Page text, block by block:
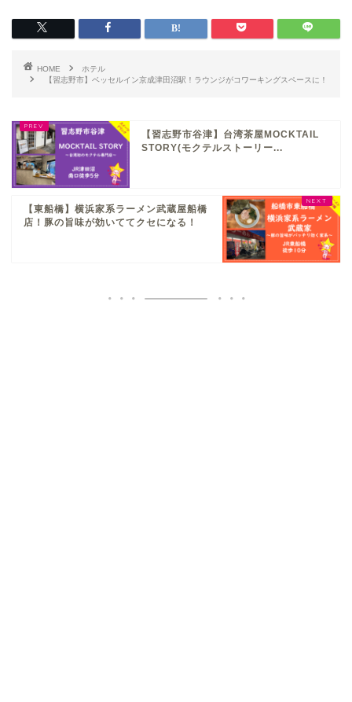
HOME
ホテル
【習志野市】ベッセルイン京成津田沼駅！ラウンジがコワーキングスペースに！
【習志野市谷津】台湾茶屋MOCKTAIL
STORY(モクテルストーリー...
【東船橋】横浜家系ラーメン武蔵屋船橋
店！豚の旨味が効いててクセになる！